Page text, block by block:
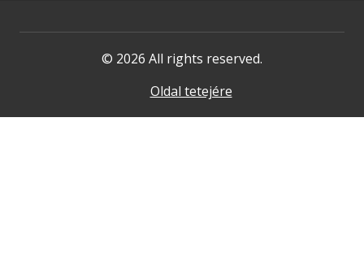
© 2026 All rights reserved.
Oldal tetejére